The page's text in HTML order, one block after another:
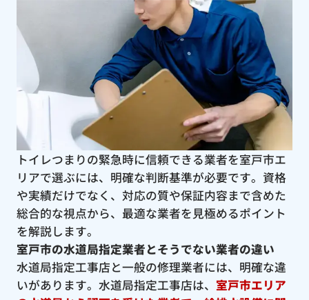
トイレつまりの緊急時に信頼できる業者を室戸市エ
リアで選ぶには、明確な判断基準が必要です。資格
や実績だけでなく、対応の質や保証内容まで含めた
総合的な視点から、最適な業者を見極めるポイント
を解説します。
室戸市の水道局指定業者とそうでない業者の違い
水道局指定工事店と一般の修理業者には、明確な違
いがあります。水道局指定工事店は、 室戸市エリア